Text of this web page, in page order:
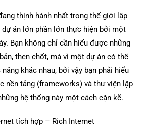
thịnh hành nhất trong thế giới lập
án lớn phần lớn thực hiện bởi một
Bạn không chỉ cần hiểu được những
then chốt, mà vì một dự án có thể
khác nhau, bởi vậy bạn phải hiểu
nền tảng (frameworks) và thư viện lập
hệ thống này một cách cặn kẽ.
tích hợp – Rich Internet